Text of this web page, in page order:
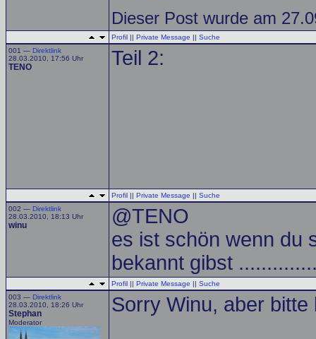
Dieser Post wurde am
Profil || Private Message || Suche
001 — Direktlink
28.03.2010, 17:56 Uhr
TENO Teil 2:
Profil || Private Message || Suche
002 — Direktlink
28.03.2010, 18:13 Uhr
winu
@TENO
es ist schön wenn du
bekannt gibst
Profil || Private Message || Suche
003 — Direktlink
28.03.2010, 18:26 Uhr
Stephan
Moderator
Sorry Winu, aber